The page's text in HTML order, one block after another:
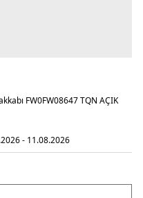
FW0FW08647 TQN AÇIK
- 11.08.2026